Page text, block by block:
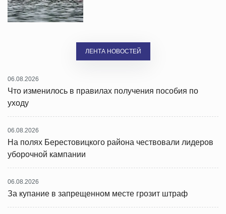
ЛЕНТА НОВОСТЕЙ
06.08.2026
Что изменилось в правилах получения пособия по
уходу
06.08.2026
На полях Берестовицкого района чествовали лидеров
уборочной кампании
06.08.2026
За купание в запрещенном месте грозит штраф